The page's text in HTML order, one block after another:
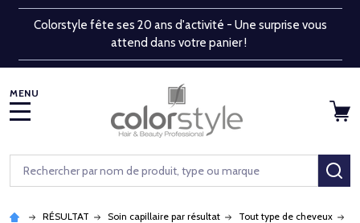
Colorstyle fête ses 20 ans d'activité - Une surprise vous
attend dans votre panier !
Rechercher
RÉSULTAT Soin capillaire par résultat Tout type de cheveux